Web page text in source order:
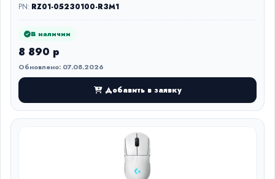
PN: RZ01-05230100-R3M1
В наличии
8 890 р
Обновлено: 07.08.2026
Добавить в заявку